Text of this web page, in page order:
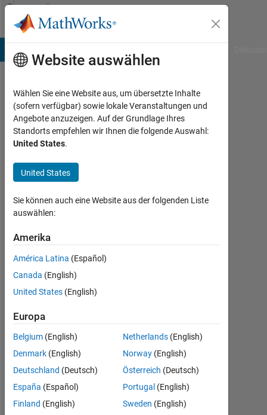
Weiter zum Inhalt
Community
Profile
Chris
Turnes
MathWorks
seen:
2
vor
Aktiv
seit
2014
Followers:
0
Following:
Website auswählen
Wählen Sie eine Website aus, um übersetzte Inhalte
(sofern verfügbar) sowie lokale Veranstaltungen und
Angebote anzuzeigen. Auf der Grundlage Ihres
Standorts empfehlen wir Ihnen die folgende Auswahl:
United States.
United States
Sie können auch eine Website aus der folgenden Liste
auswählen:
Amerika
América Latina (Español)
Canada (English)
United States (English)
Europa
Belgium (English)
Denmark (English)
Deutschland (Deutsch)
España (Español)
Finland (English)
Netherlands (English)
Norway (English)
Österreich (Deutsch)
Portugal (English)
Sweden (English)